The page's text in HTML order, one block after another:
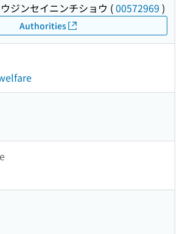
ジンセイニンチショウ (00572969 )
Authorities